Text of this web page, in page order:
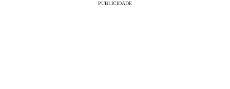
PUBLICIDADE